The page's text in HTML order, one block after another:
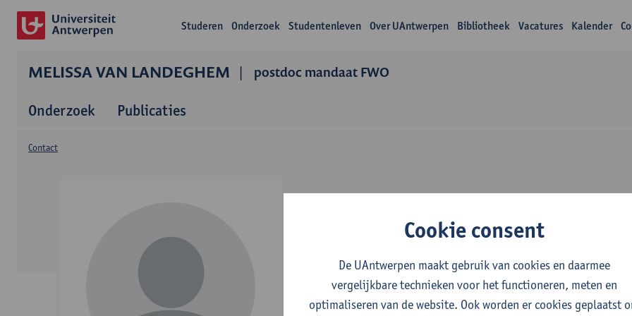
Studeren Onderzoek Studentenleven Over UAntwerpen Bibliotheek Vacatures Kalender
MELISSA VAN LANDEGHEM postdoc mandaat FWO
Onderzoek Publicaties
Over Melissa Van
Contact
Cookie consent
De UAntwerpen maakt gebruik van cookies en daarmee
vergelijkbare technieken voor het functioneren, meten en
optimaliseren van de website. Ook worden er cookies geplaatst